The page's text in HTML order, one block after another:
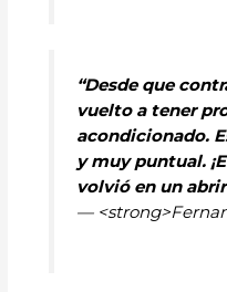
“Desde que
vuelto a tener
acondicionado.
y muy puntual.
volvió en un
—